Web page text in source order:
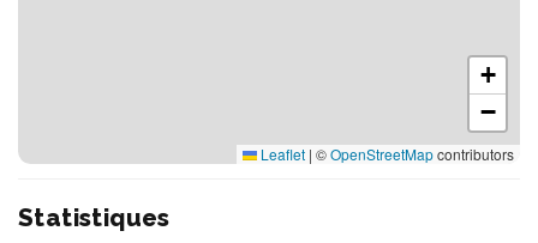
+
−
Leaflet | ©OpenStreetMapcontributors
Statistiques